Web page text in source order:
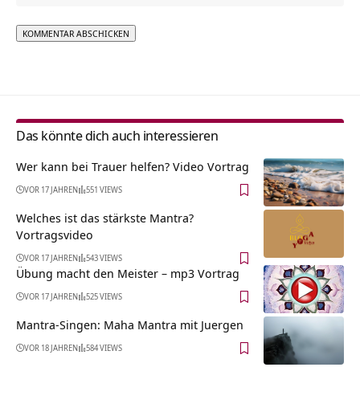
Das könnte dich auch interessieren
Wer kann bei Trauer helfen? Video Vortrag
VOR 17 JAHREN 551 VIEWS
Welches ist das stärkste Mantra?
Vortragsvideo
VOR 17 JAHREN 543 VIEWS
Übung macht den Meister – mp3 Vortrag
VOR 17 JAHREN 525 VIEWS
Mantra-Singen: Maha Mantra mit Juergen
VOR 18 JAHREN 584 VIEWS